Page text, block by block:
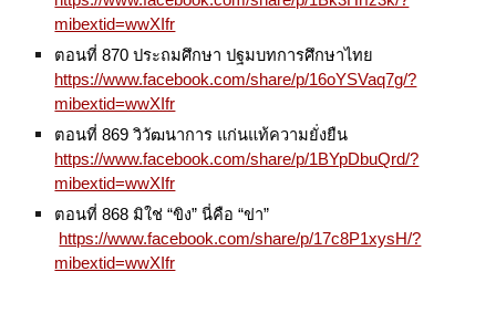
mibextid=wwXIfr
ตอนที่ 870 ประถมศึกษา ปฐมบทการศึกษาไทย
https://www.facebook.com/share/p/16oYSVaq7g/?
mibextid=wwXIfr
ตอนที่ 869 วิวัฒนาการ แก่นแท้ความยั่งยืน
https://www.facebook.com/share/p/1BYpDbuQrd/?
mibextid=wwXIfr
ตอนที่ 868 มิใช่ “ขิง” นี่คือ “ข่า”
https://www.facebook.com/share/p/17c8P1xysH/?
mibextid=wwXIfr